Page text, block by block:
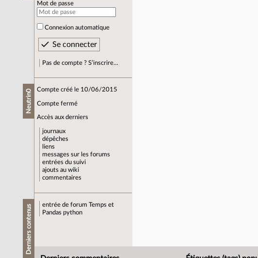
Mot de passe
Connexion automatique
Pas de compte ? S’inscrire…
Neutrin0 Compte créé le 10/06/2015
Compte fermé
Accès aux derniers
journaux
dépêches
liens
messages sur les forums
entrées du suivi
ajouts au wiki
commentaires
Derniers contenus entrée de forum Temps et
Pandas python